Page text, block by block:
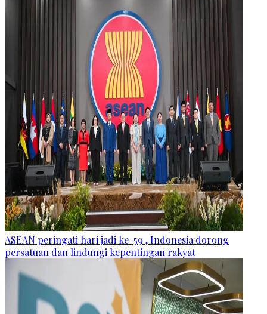
ASEAN peringati hari jadi ke-59 , Indonesia dorong
persatuan dan lindungi kepentingan rakyat